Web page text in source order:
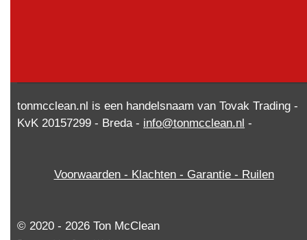
tonmcclean.nl is een handelsnaam van Tovak Trading -
KvK 20157299 - Breda - info@tonmcclean.nl -
Voorwaarden - Klachten - Garantie - Ruilen
© 2020 - 2026 Ton McClean